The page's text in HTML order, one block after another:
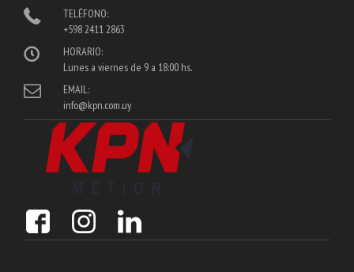
TELÉFONO:
+598 2411 2863
HORARIO:
Lunes a viernes de 9 a 18:00 hs.
EMAIL:
info@kpn.com.uy